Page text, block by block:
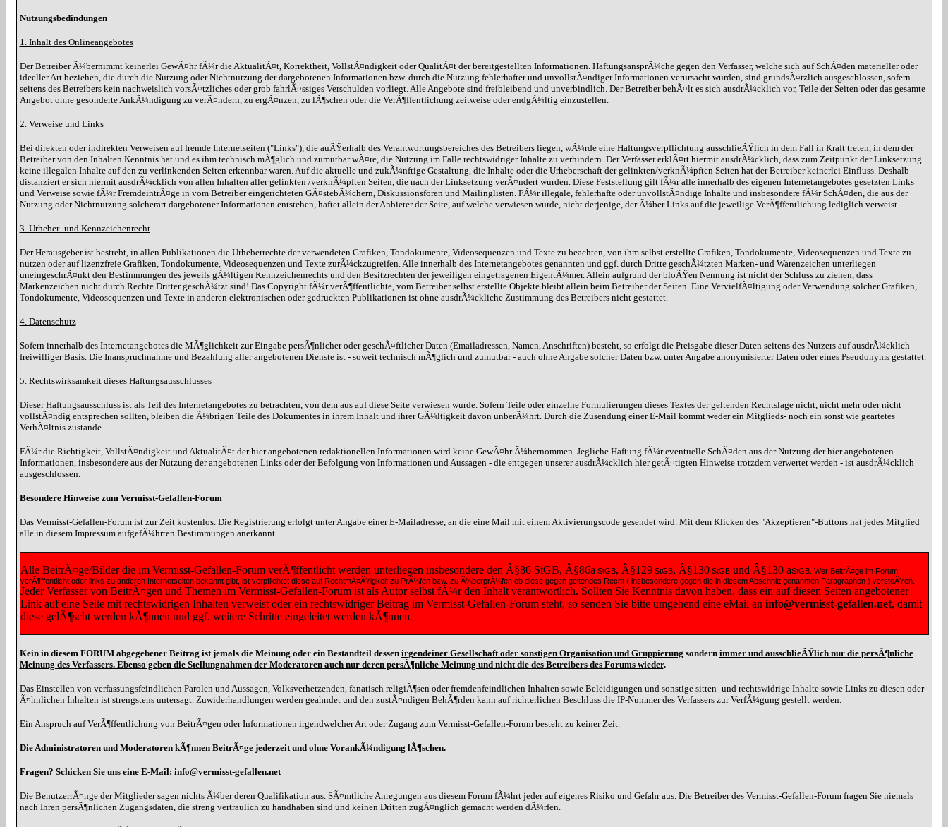
Nutzungsbedindungen
1. Inhalt des Onlineangebotes
Der Betreiber Ã¼bernimmt keinerlei GewÃ¤hr fÃ¼r die AktualitÃ¤t, Korrektheit, VollstÃ¤ndigkeit oder QualitÃ¤t der bereitgestellten Informationen. HaftungsansprÃ¼che gegen den Verfasser, welche sich auf SchÃ¤den materieller oder
ideeller Art beziehen, die durch die Nutzung oder Nichtnutzung der dargebotenen Informationen bzw. durch die Nutzung fehlerhafter und unvollstÃ¤ndiger Informationen verursacht wurden, sind grundsÃ¤tzlich ausgeschlossen, sofern
seitens des Betreibers kein nachweislich vorsÃ¤tzliches oder grob fahrlÃ¤ssiges Verschulden vorliegt. Alle Angebote sind freibleibend und unverbindlich. Der Betreiber behÃ¤lt es sich ausdrÃ¼cklich vor, Teile der Seiten oder das gesamte
Angebot ohne gesonderte AnkÃ¼ndigung zu verÃ¤ndern, zu ergÃ¤nzen, zu lÃ¶schen oder die VerÃ¶ffentlichung zeitweise oder endgÃ¼ltig einzustellen.
2. Verweise und Links
Bei direkten oder indirekten Verweisen auf fremde Internetseiten ("Links"), die auÃŸerhalb des Verantwortungsbereiches des Betreibers liegen, wÃ¼rde eine Haftungsverpflichtung ausschlieÃŸlich in dem Fall in Kraft treten, in dem der
Betreiber von den Inhalten Kenntnis hat und es ihm technisch mÃ¶glich und zumutbar wÃ¤re, die Nutzung im Falle rechtswidriger Inhalte zu verhindern. Der Verfasser erklÃ¤rt hiermit ausdrÃ¼cklich, dass zum Zeitpunkt der Linksetzung
keine illegalen Inhalte auf den zu verlinkenden Seiten erkennbar waren. Auf die aktuelle und zukÃ¼nftige Gestaltung, die Inhalte oder die Urheberschaft der gelinkten/verknÃ¼pften Seiten hat der Betreiber keinerlei Einfluss. Deshalb
distanziert er sich hiermit ausdrÃ¼cklich von allen Inhalten aller gelinkten /verknÃ¼pften Seiten, die nach der Linksetzung verÃ¤ndert wurden. Diese Feststellung gilt fÃ¼r alle innerhalb des eigenen Internetangebotes gesetzten Links
und Verweise sowie fÃ¼r FremdeintrÃ¤ge in vom Betreiber eingerichteten GÃ¤stebÃ¼chern, Diskussionsforen und Mailinglisten. FÃ¼r illegale, fehlerhafte oder unvollstÃ¤ndige Inhalte und insbesondere fÃ¼r SchÃ¤den, die aus der
Nutzung oder Nichtnutzung solcherart dargebotener Informationen entstehen, haftet allein der Anbieter der Seite, auf welche verwiesen wurde, nicht derjenige, der Ã¼ber Links auf die jeweilige VerÃ¶ffentlichung lediglich verweist.
3. Urheber- und Kennzeichenrecht
Der Herausgeber ist bestrebt, in allen Publikationen die Urheberrechte der verwendeten Grafiken, Tondokumente, Videosequenzen und Texte zu beachten, von ihm selbst erstellte Grafiken, Tondokumente, Videosequenzen und Texte zu
nutzen oder auf lizenzfreie Grafiken, Tondokumente, Videosequenzen und Texte zurÃ¼ckzugreifen. Alle innerhalb des Internetangebotes genannten und ggf. durch Dritte geschÃ¼tzten Marken- und Warenzeichen unterliegen
uneingeschrÃ¤nkt den Bestimmungen des jeweils gÃ¼ltigen Kennzeichenrechts und den Besitzrechten der jeweiligen eingetragenen EigentÃ¼mer. Allein aufgrund der bloÃŸen Nennung ist nicht der Schluss zu ziehen, dass
Markenzeichen nicht durch Rechte Dritter geschÃ¼tzt sind! Das Copyright fÃ¼r verÃ¶ffentlichte, vom Betreiber selbst erstellte Objekte bleibt allein beim Betreiber der Seiten. Eine VervielfÃ¤ltigung oder Verwendung solcher Grafiken,
Tondokumente, Videosequenzen und Texte in anderen elektronischen oder gedruckten Publikationen ist ohne ausdrÃ¼ckliche Zustimmung des Betreibers nicht gestattet.
4. Datenschutz
Sofern innerhalb des Internetangebotes die MÃ¶glichkeit zur Eingabe persÃ¶nlicher oder geschÃ¤ftlicher Daten (Emailadressen, Namen, Anschriften) besteht, so erfolgt die Preisgabe dieser Daten seitens des Nutzers auf ausdrÃ¼cklich
freiwilliger Basis. Die Inanspruchnahme und Bezahlung aller angebotenen Dienste ist - soweit technisch mÃ¶glich und zumutbar - auch ohne Angabe solcher Daten bzw. unter Angabe anonymisierter Daten oder eines Pseudonyms gestattet.
5. Rechtswirksamkeit dieses Haftungsausschlusses
Dieser Haftungsausschluss ist als Teil des Internetangebotes zu betrachten, von dem aus auf diese Seite verwiesen wurde. Sofern Teile oder einzelne Formulierungen dieses Textes der geltenden Rechtslage nicht, nicht mehr oder nicht
vollstÃ¤ndig entsprechen sollten, bleiben die Ã¼brigen Teile des Dokumentes in ihrem Inhalt und ihrer GÃ¼ltigkeit davon unberÃ¼hrt. Durch die Zusendung einer E-Mail kommt weder ein Mitglieds- noch ein sonst wie geartetes
VerhÃ¤ltnis zustande.
FÃ¼r die Richtigkeit, VollstÃ¤ndigkeit und AktualitÃ¤t der hier angebotenen redaktionellen Informationen wird keine GewÃ¤hr Ã¼bernommen. Jegliche Haftung fÃ¼r eventuelle SchÃ¤den aus der Nutzung der hier angebotenen
Informationen, insbesondere aus der Nutzung der angebotenen Links oder der Befolgung von Informationen und Aussagen - die entgegen unserer ausdrÃ¼cklich hier getÃ¤tigten Hinweise trotzdem verwertet werden - ist ausdrÃ¼cklich
ausgeschlossen.
Besondere Hinweise zum Vermisst-Gefallen-Forum
Das Vermisst-Gefallen-Forum ist zur Zeit kostenlos. Die Registrierung erfolgt unter Angabe einer E-Mailadresse, an die eine Mail mit einem Aktivierungscode gesendet wird. Mit dem Klicken des "Akzeptieren"-Buttons hat jedes Mitglied
alle in diesem Impressum aufgefÃ¼hrten Bestimmungen anerkannt.
Alle BeitrÃ¤ge/Bilder die im Vermisst-Gefallen-Forum verÃ¶ffentlicht werden unterliegen insbesondere den Â§86 StGB, Â§86a StGB, Â§129StGB, Â§130StGBund Â§130 aStGB. Wer BeitrÃ¤ge im Forum
verÃ¶ffentlicht oder links zu anderen Internetseiten bekannt gibt, ist verpflichtet diese auf RechtmÃ¤ÃŸigkeit zu PrÃ¼fen bzw. zu Ã¼berprÃ¼fen ob diese gegen geltendes Recht ( insbesondere gegen die in diesem Abschnitt genannten Paragraphen ) verstoÃŸen.
Jeder Verfasser von BeitrÃ¤gen und Themen im Vermisst-Gefallen-Forum ist als Autor selbst fÃ¼r den Inhalt verantwortlich. Sollten Sie Kenntnis davon haben, dass ein auf diesen Seiten angebotener
Link auf eine Seite mit rechtswidrigen Inhalten verweist oder ein rechtswidriger Beitrag im Vermisst-Gefallen-Forum steht, so senden Sie bitte umgehend eine eMail an info@vermisst-gefallen.net, damit
diese gelÃ¶scht werden kÃ¶nnen und ggf. weitere Schritte eingeleitet werden kÃ¶nnen.
Kein in diesem FORUM abgegebener Beitrag ist jemals die Meinung oder ein Bestandteil dessen irgendeiner Gesellschaft oder sonstigen Organisation und Gruppierung sondern immer und ausschlieÃŸlich nur die persÃ¶nliche
Meinung des Verfassers. Ebenso geben die Stellungnahmen der Moderatoren auch nur deren persÃ¶nliche Meinung und nicht die des Betreibers des Forums wieder.
Das Einstellen von verfassungsfeindlichen Parolen und Aussagen, Volksverhetzenden, fanatisch religiÃ¶sen oder fremdenfeindlichen Inhalten sowie Beleidigungen und sonstige sitten- und rechtswidrige Inhalte sowie Links zu diesen oder
Ã¤hnlichen Inhalten ist strengstens untersagt. Zuwiderhandlungen werden geahndet und den zustÃ¤ndigen BehÃ¶rden kann auf richterlichen Beschluss die IP-Nummer des Verfassers zur VerfÃ¼gung gestellt werden.
Ein Anspruch auf VerÃ¶ffentlichung von BeitrÃ¤gen oder Informationen irgendwelcher Art oder Zugang zum Vermisst-Gefallen-Forum besteht zu keiner Zeit.
Die Administratoren und Moderatoren kÃ¶nnen BeitrÃ¤ge jederzeit und ohne VorankÃ¼ndigung lÃ¶schen.
Fragen? Schicken Sie uns eine E-Mail: info@vermisst-gefallen.net
Die BenutzerrÃ¤nge der Mitglieder sagen nichts Ã¼ber deren Qualifikation aus. SÃ¤mtliche Anregungen aus diesem Forum fÃ¼hrt jeder auf eigenes Risiko und Gefahr aus. Die Betreiber des Vermisst-Gefallen-Forum fragen Sie niemals
nach Ihren persÃ¶nlichen Zugangsdaten, die streng vertraulich zu handhaben sind und keinen Dritten zugÃ¤nglich gemacht werden dÃ¼rfen.